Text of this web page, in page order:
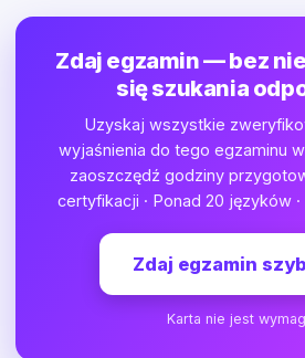
Zdaj egzamin — bez
się szukania
Uzyskaj wszystkie
wyjaśnienia do tego egzaminu
zaoszczędź godziny
certyfikacji · Ponad 20 języków
Zdaj egzamin
Karta nie jest